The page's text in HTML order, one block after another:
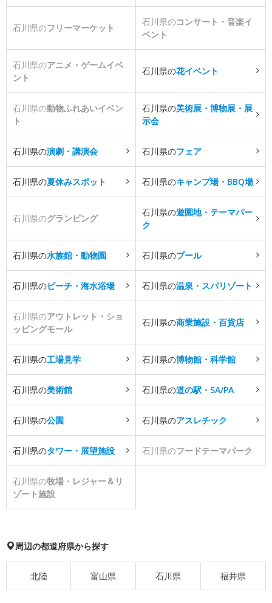
石川県のフリーマーケット
石川県のコンサート・音楽イ
ベント
石川県のアニメ・ゲームイベ
ント
石川県の花イベント
石川県の動物ふれあいイベン
ト
石川県の美術展・博物展・展
示会
石川県の演劇・講演会 石川県のフェア
石川県の夏休みスポット 石川県のキャンプ場・BBQ場
石川県のグランピング
石川県の遊園地・テーマパー
ク
石川県の水族館・動物園 石川県のプール
石川県のビーチ・海水浴場 石川県の温泉・スパリゾート
石川県のアウトレット・ショ
ッピングモール
石川県の商業施設・百貨店
石川県の工場見学 石川県の博物館・科学館
石川県の美術館 石川県の道の駅・SA/PA
石川県の公園 石川県のアスレチック
石川県のタワー・展望施設 石川県のフードテーマパーク
石川県の牧場・レジャー＆リ
ゾート施設
周辺の都道府県から探す
北陸 富山県 石川県 福井県